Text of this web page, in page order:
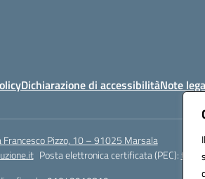
Dichiarazione di accessibilitàNote
Francesco Pizzo, 10 – 91025 Marsala
Posta elettronica certificata (PEC):